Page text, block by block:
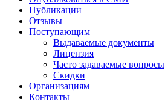
Публикации
Отзывы
Поступающим
Выдаваемые документы
Лицензия
Часто задаваемые вопросы
Скидки
Организациям
Контакты